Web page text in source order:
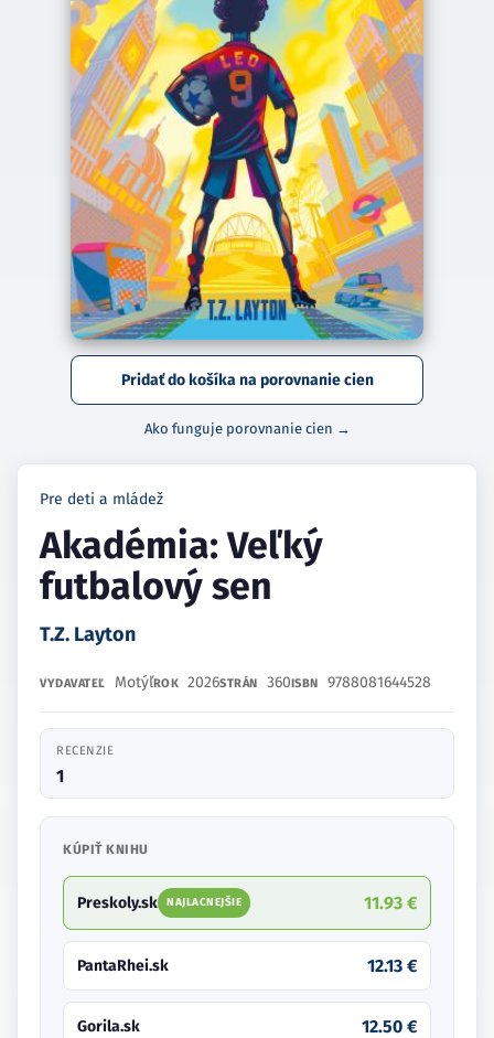
Pridať do košíka na porovnanie cien
Ako funguje porovnanie cien →
Pre deti a mládež
Akadémia: Veľký
futbalový sen
T.Z. Layton
VYDAVATEĽ MotýľROK 2026STRÁN 360ISBN 9788081644528
RECENZIE
1
KÚPIŤ KNIHU
Preskoly.sk NAJLACNEJŠIE 11.93 €
PantaRhei.sk 12.13 €
Gorila.sk 12.50 €